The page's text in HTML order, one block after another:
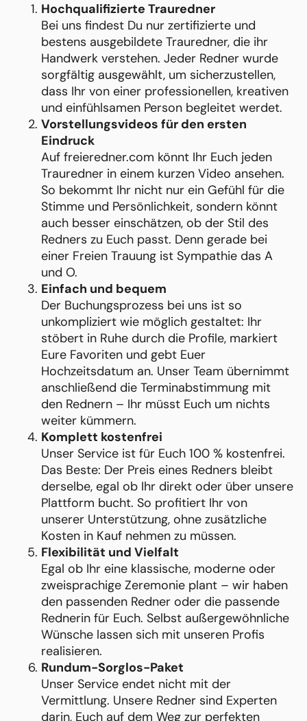
Hochqualifizierte Trauredner
Bei uns findest Du nur zertifizierte und
bestens ausgebildete Trauredner, die ihr
Handwerk verstehen. Jeder Redner wurde
sorgfältig ausgewählt, um sicherzustellen,
dass Ihr von einer professionellen, kreativen
und einfühlsamen Person begleitet werdet.
Vorstellungsvideos für den ersten
Eindruck
Auf freieredner.com könnt Ihr Euch jeden
Trauredner in einem kurzen Video ansehen.
So bekommt Ihr nicht nur ein Gefühl für die
Stimme und Persönlichkeit, sondern könnt
auch besser einschätzen, ob der Stil des
Redners zu Euch passt. Denn gerade bei
einer Freien Trauung ist Sympathie das A
und O.
Einfach und bequem
Der Buchungsprozess bei uns ist so
unkompliziert wie möglich gestaltet: Ihr
stöbert in Ruhe durch die Profile, markiert
Eure Favoriten und gebt Euer
Hochzeitsdatum an. Unser Team übernimmt
anschließend die Terminabstimmung mit
den Rednern – Ihr müsst Euch um nichts
weiter kümmern.
Komplett kostenfrei
Unser Service ist für Euch 100 % kostenfrei.
Das Beste: Der Preis eines Redners bleibt
derselbe, egal ob Ihr direkt oder über unsere
Plattform bucht. So profitiert Ihr von
unserer Unterstützung, ohne zusätzliche
Kosten in Kauf nehmen zu müssen.
Flexibilität und Vielfalt
Egal ob Ihr eine klassische, moderne oder
zweisprachige Zeremonie plant – wir haben
den passenden Redner oder die passende
Rednerin für Euch. Selbst außergewöhnliche
Wünsche lassen sich mit unseren Profis
realisieren.
Rundum-Sorglos-Paket
Unser Service endet nicht mit der
Vermittlung. Unsere Redner sind Experten
darin, Euch auf dem Weg zur perfekten